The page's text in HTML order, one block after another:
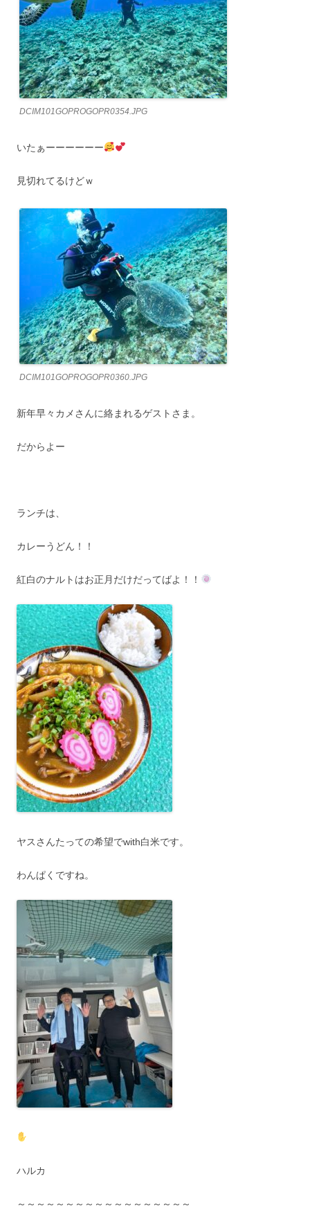
DCIM101GOPROGOPR0354.JPG
いたぁーーーーーー
見切れてるけどｗ
DCIM101GOPROGOPR0360.JPG
新年早々カメさんに絡まれるゲストさま。
だからよー
ランチは、
カレーうどん！！
紅白のナルトはお正月だけだってばよ！！
ヤスさんたっての希望でwith白米です。
わんぱくですね。
ハルカ
～～～～～～～～～～～～～～～～～～